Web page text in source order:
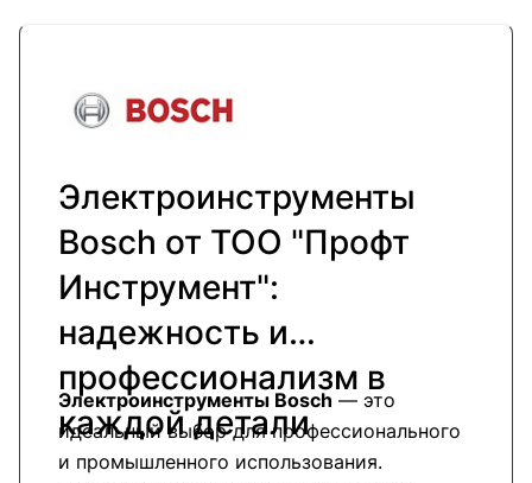
Электроинструменты
Bosch от ТОО "Профт
Инструмент":
надежность и
профессионализм в
каждой детали
Электроинструменты Bosch — это
идеальный выбор для профессионального
и промышленного использования.